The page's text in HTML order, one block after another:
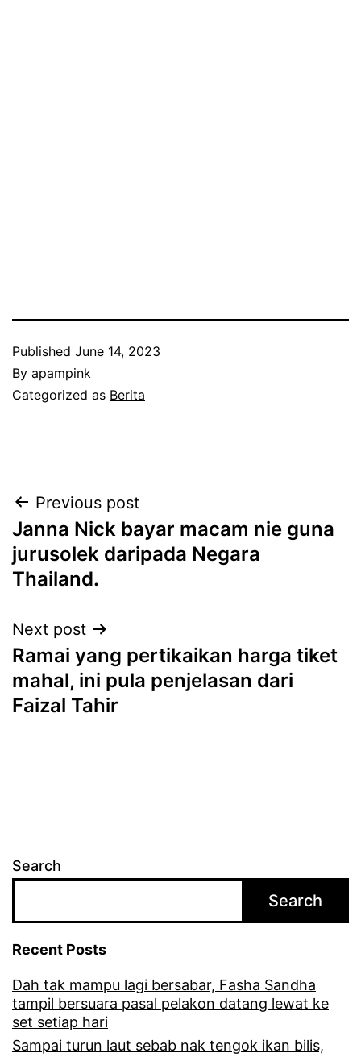
Published June 14, 2023
By apampink
Categorized as Berita
Post
navigation
Previous post
Janna Nick bayar macam nie guna
jurusolek daripada Negara
Thailand.
Next post
Ramai yang pertikaikan harga tiket
mahal, ini pula penjelasan dari
Faizal Tahir
Search
Search
Recent Posts
Dah tak mampu lagi bersabar, Fasha Sandha
tampil bersuara pasal pelakon datang lewat ke
set setiap hari
Sampai turun laut sebab nak tengok ikan bilis,